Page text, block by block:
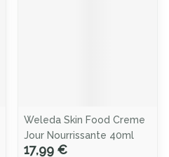
Weleda Skin Food Creme
Jour Nourrissante 40ml
17,99 €